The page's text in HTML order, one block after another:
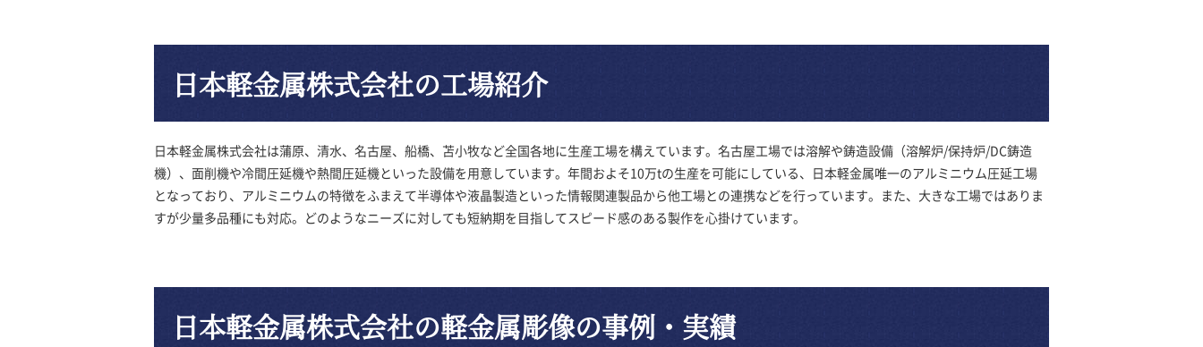
日本軽金属株式会社の工場紹介
日本軽金属株式会社は蒲原、清水、名古屋、船橋、苫小牧など全国各地に生産工場を構えています。名古屋工場では溶解や鋳造設備（溶解炉/保持炉/DC鋳造
機）、面削機や冷間圧延機や熱間圧延機といった設備を用意しています。年間およそ10万tの生産を可能にしている、日本軽金属唯一のアルミニウム圧延工場
となっており、アルミニウムの特徴をふまえて半導体や液晶製造といった情報関連製品から他工場との連携などを行っています。また、大きな工場ではありま
すが少量多品種にも対応。どのようなニーズに対しても短納期を目指してスピード感のある製作を心掛けています。
日本軽金属株式会社の軽金属彫像の事例・実績